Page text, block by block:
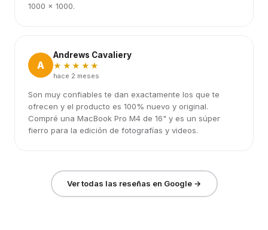
1000 x 1000.
A
Andrews Cavaliery
★★★★★
hace 2 meses
Son muy confiables te dan exactamente los que te
ofrecen y el producto es 100% nuevo y original.
Compré una MacBook Pro M4 de 16" y es un súper
fierro para la edición de fotografías y videos.
Ver todas las reseñas en Google →